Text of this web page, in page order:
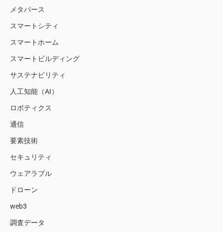
メタバース
スマートシティ
スマートホーム
スマートビルディング
サステナビリティ
人工知能（AI）
ロボティクス
通信
要素技術
セキュリティ
ウェアラブル
ドローン
web3
調査データ